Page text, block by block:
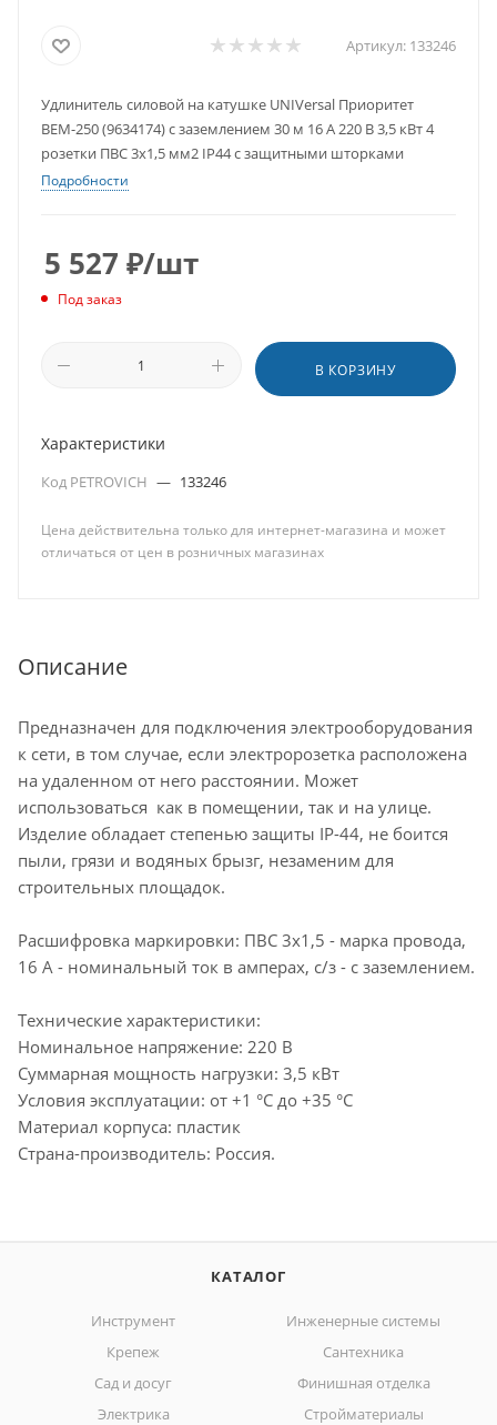
Артикул: 133246
Удлинитель силовой на катушке UNIVersal Приоритет
ВЕМ-250 (9634174) с заземлением 30 м 16 А 220 В 3,5 кВт 4
розетки ПВС 3х1,5 мм2 IP44 с защитными шторками
Подробности
5 527 ₽/шт
Под заказ
В КОРЗИНУ
Характеристики
Код PETROVICH — 133246
Цена действительна только для интернет-магазина и может
отличаться от цен в розничных магазинах
Описание
Предназначен для подключения электрооборудования
к сети, в том случае, если электророзетка расположена
на удаленном от него расстоянии. Может
использоваться как в помещении, так и на улице.
Изделие обладает степенью защиты IP-44, не боится
пыли, грязи и водяных брызг, незаменим для
строительных площадок.
Расшифровка маркировки: ПВС 3х1,5 - марка провода,
16 А - номинальный ток в амперах, с/з - с заземлением.
Технические характеристики:
Номинальное напряжение: 220 В
Суммарная мощность нагрузки: 3,5 кВт
Условия эксплуатации: от +1 °С до +35 °С
Материал корпуса: пластик
Страна-производитель: Россия.
КАТАЛОГ
Инструмент
Инженерные системы
Крепеж
Сантехника
Сад и досуг
Финишная отделка
Электрика
Стройматериалы